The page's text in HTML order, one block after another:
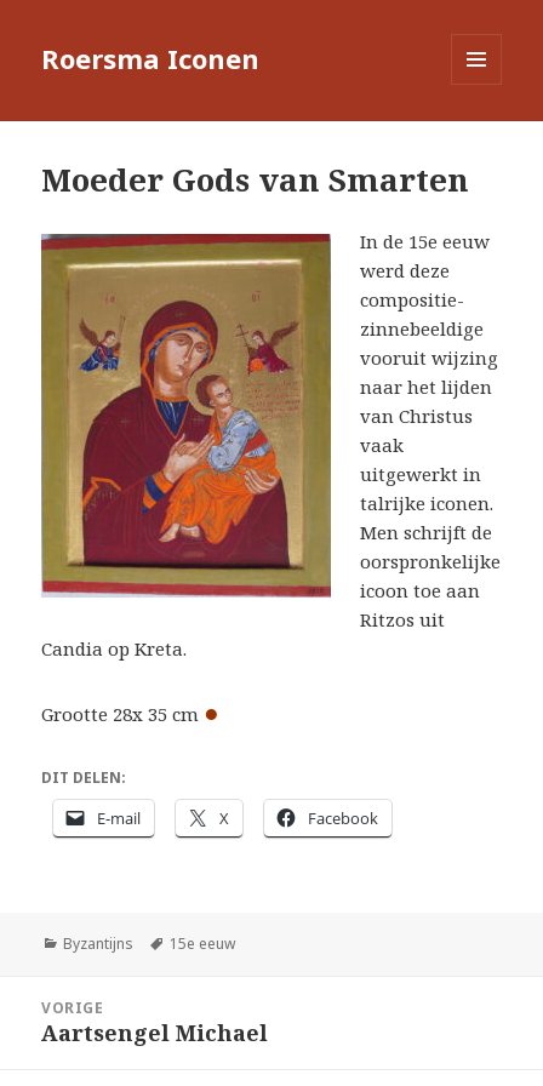
Roersma Iconen
Moeder Gods van Smarten
In de 15e eeuw
werd deze
compositie-
zinnebeeldige
vooruit wijzing
naar het lijden
van Christus
vaak
uitgewerkt in
talrijke iconen.
Men schrijft de
oorspronkelijke
icoon toe aan
Ritzos uit
Candia op Kreta.
Grootte 28x 35 cm ●
DIT DELEN:
E-mail X Facebook
Categorieën
Byzantijns Tags
15e eeuw
navigatie
VORIGE
Vorig
Aartsengel Michael